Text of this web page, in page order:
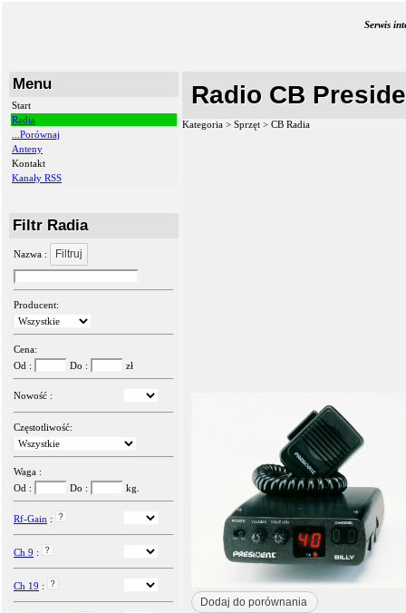
Serwis
Menu
Start
Radia
...Porównaj
Anteny
Kontakt
Kanały RSS
Filtr Radia
Nazwa : Filtruj
Producent:
Cena:
Od :
Do : zł
Nowość :
Częstotliwość:
Waga :
Od :
Do : kg.
Rf-Gain :
Ch 9 :
Ch 19 :
Radio CB
Kategoria > Sprzęt > CB Radia
Dodaj do porównania